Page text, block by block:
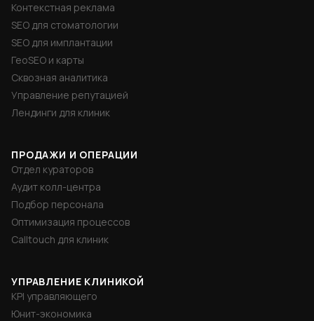
Контекстная реклама
SEO для стоматологии
SEO для имплантации
ГеоSEO и карты
Сквозная аналитика
Управление репутацией
Лендинги для клиник
ПРОДАЖИ И ОПЕРАЦИИ
Отдел кураторов
Аудит колл-центра
Подбор персонала
Оптимизация процессов
Calltouch для клиник
УПРАВЛЕНИЕ КЛИНИКОЙ
KPI управляющего
Юнит-экономика